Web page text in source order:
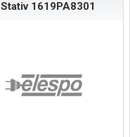
Stativ 1619PA8301